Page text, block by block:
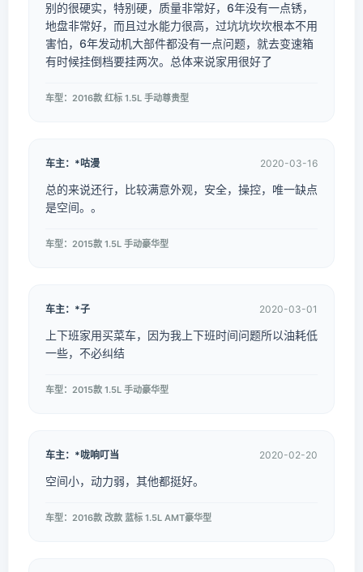
别的很硬实，特别硬，质量非常好，6年没有一点锈，
地盘非常好，而且过水能力很高，过坑坑坎坎根本不用
害怕，6年发动机大部件都没有一点问题，就去变速箱
有时候挂倒档要挂两次。总体来说家用很好了
车型：2016款 红标 1.5L 手动尊贵型
车主：*咕漫 2020-03-16
总的来说还行，比较满意外观，安全，操控，唯一缺点
是空间。。
车型：2015款 1.5L 手动豪华型
车主：*子 2020-03-01
上下班家用买菜车，因为我上下班时间问题所以油耗低
一些，不必纠结
车型：2015款 1.5L 手动豪华型
车主：*咙响叮当 2020-02-20
空间小，动力弱，其他都挺好。
车型：2016款 改款 蓝标 1.5L AMT豪华型